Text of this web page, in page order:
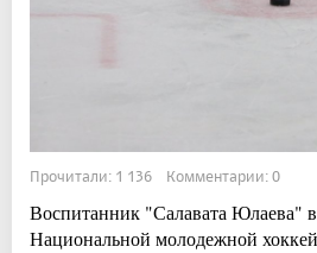
Прочитали: 1 136 Комментарии: 0
Воспитанник "Салавата Юлаева"
Национальной молодежной